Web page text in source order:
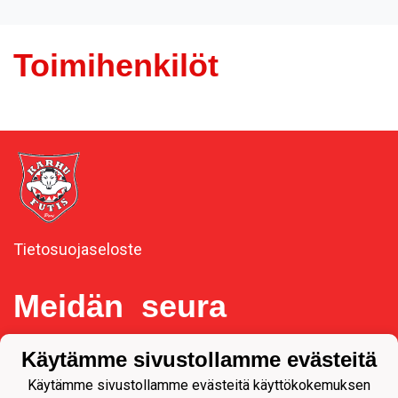
Toimihenkilöt
Tietosuojaseloste
Meidän seura
Y-tunnus 1092537-3
Käytämme sivustollamme evästeitä
Käytämme sivustollamme evästeitä käyttökokemuksen